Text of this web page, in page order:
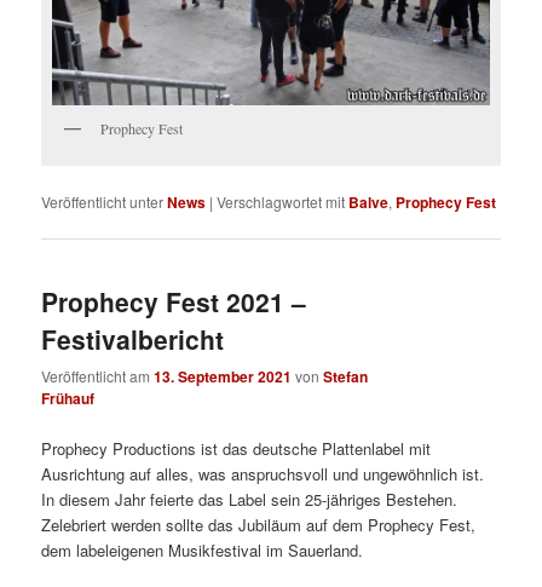
Prophecy Fest
Veröffentlicht unterNews |Verschlagwortet mit Balve, Prophecy Fest
Prophecy Fest 2021 –
Festivalbericht
Veröffentlicht am13. September 2021 vonStefan
Frühauf
Prophecy Productions ist das deutsche Plattenlabel mit
Ausrichtung auf alles, was anspruchsvoll und ungewöhnlich ist.
In diesem Jahr feierte das Label sein 25-jähriges Bestehen.
Zelebriert werden sollte das Jubiläum auf dem Prophecy Fest,
dem labeleigenen Musikfestival im Sauerland.